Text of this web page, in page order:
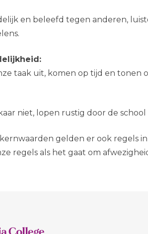
en beleefd tegen anderen,
taak uit, komen op tijd en tonen
niet, lopen rustig door de school
gelden er ook regels
regels als het gaat om